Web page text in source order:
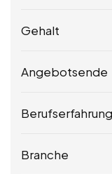
Gehalt
Angebotsende
Berufserfahrung
Branche